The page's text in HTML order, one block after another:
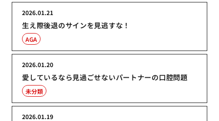
生え際後退のサインを見逃すな！
2026.01.21
AGA
愛しているなら見過ごせないパートナーの口腔問題
2026.01.20
未分類
2026.01.19